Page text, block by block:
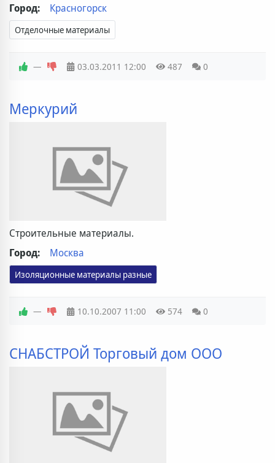
Город:
Красногорск
Отделочные материалы
— 03.03.2011 12:00 487 0
Меркурий
Строительные материалы.
Город:
Москва
Изоляционные материалы разные
— 10.10.2007 11:00 574 0
СНАБСТРОЙ Торговый дом ООО